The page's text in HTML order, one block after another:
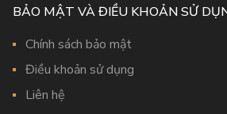
BẢO MẬT VÀ ĐIỀU KHOẢN SỬ
Chính sách bảo mật
Điều khoản sử dụng
Liên hệ